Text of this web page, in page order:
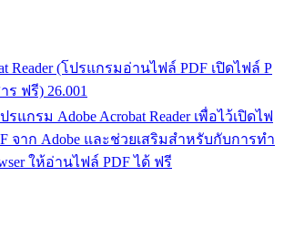
Reader (โปรแกรมอ่านไฟล์ PDF เปิดไฟล์ P
ร ฟรี) 26.001
แกรม Adobe Acrobat Reader เพื่อไว้เปิดไฟ
จาก Adobe และช่วยเสริมสำหรับกับการทำ
ให้อ่านไฟล์ PDF ได้ ฟรี